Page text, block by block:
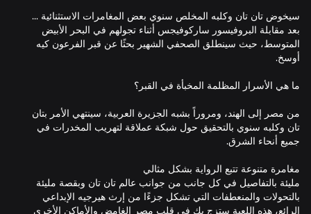
سيخوض تان تان وكلبه المخلص سنوي بعض المغامرات الاستثنائية ...
بعد مقابلة البروفيسور ساركوفيجس أثناء تجولهم في البحر الأبيض
المتوسط، حيث سينطلق الصحفي الشهير بحثًا عن قبر الفرعون كيه
من مصر إلى الهند، ومروراً بشبه الجزيرة العربية، سينتهي الأمر بتان
تان وكلبه سنوي بالتحقيق حول شبكة عملاقة لتهريب المخدرات في
مليئة بالتفاصيل في كل جانب من جوانب عالم تان تان وبقصة مليئة
بالتحولات والمنعطفات التي تشكل جزءًا من إرث هيرجيه الإبداعي
الرائع، هذه اللعبة ستزج بك في قلب مصر الغامض والأماكن الأخرى